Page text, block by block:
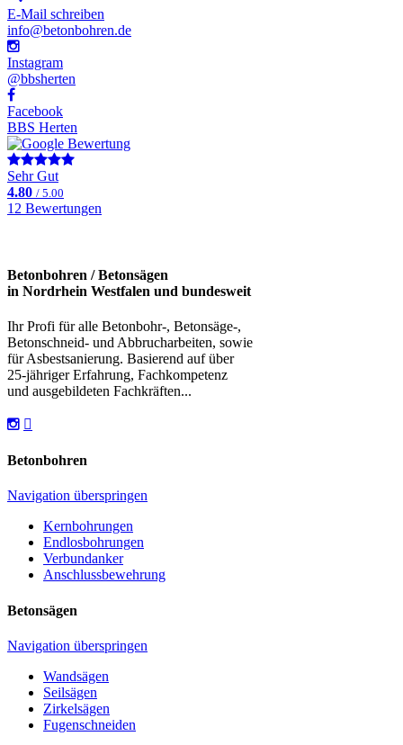
E-Mail schreiben
info@betonbohren.de
Instagram
@bbsherten
Facebook
BBS Herten
Sehr Gut
4.80 / 5.00
12 Bewertungen
Betonbohren / Betonsägen
in Nordrhein Westfalen und bundesweit
Ihr Profi für alle Betonbohr-, Betonsäge-,
Betonschneid- und Abbrucharbeiten, sowie
für Asbestsanierung. Basierend auf über
25-jähriger Erfahrung, Fachkompetenz
und ausgebildeten Fachkräften...
Betonbohren
Navigation überspringen
Kernbohrungen
Endlosbohrungen
Verbundanker
Anschlussbewehrung
Betonsägen
Navigation überspringen
Wandsägen
Seilsägen
Zirkelsägen
Fugenschneiden